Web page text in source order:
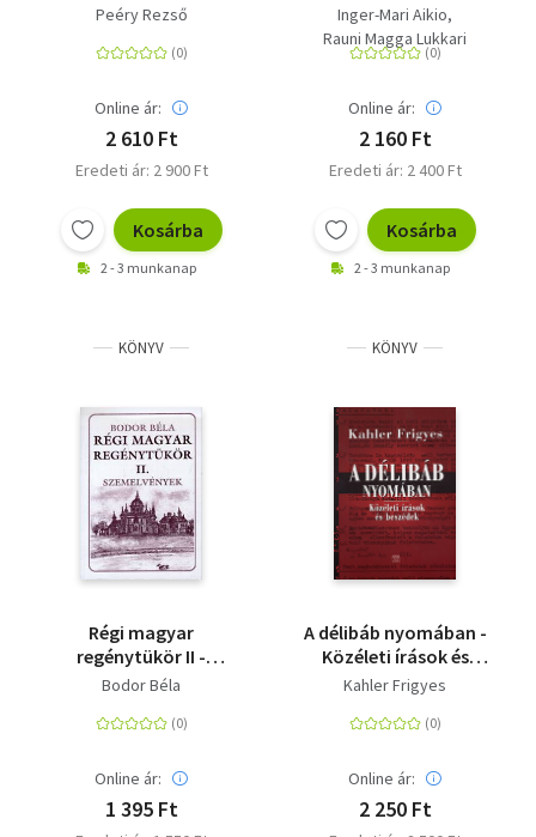
naplók
Peéry Rezső
Online ár:
2 610 Ft
Eredeti ár: 2 900 Ft
Kosárba
2 - 3 munkanap
versek)
Inger-Mari Aikio
Rauni Magga Lukkari
Online ár:
2 160 Ft
Eredeti ár: 2 400 Ft
Kosárba
2 - 3 munkanap
KÖNYV
Régi magyar
regénytükör II -
Szemelvények
Bodor Béla
Online ár:
1 395 Ft
KÖNYV
A délibáb nyomában -
Közéleti írások és
beszédek
Kahler Frigyes
Online ár:
2 250 Ft